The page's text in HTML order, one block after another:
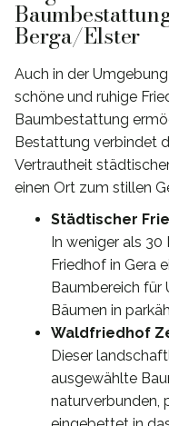
Berga/Elster
Auch in der
schöne und ruhige
Baumbestattung
Bestattung verbindet
Vertrautheit
einen Ort zum stillen
Städtischer
In weniger als
Friedhof in Gera
Baumbereich für
Bäumen in
Waldfriedhof
Dieser
ausgewählte
naturverbunden,